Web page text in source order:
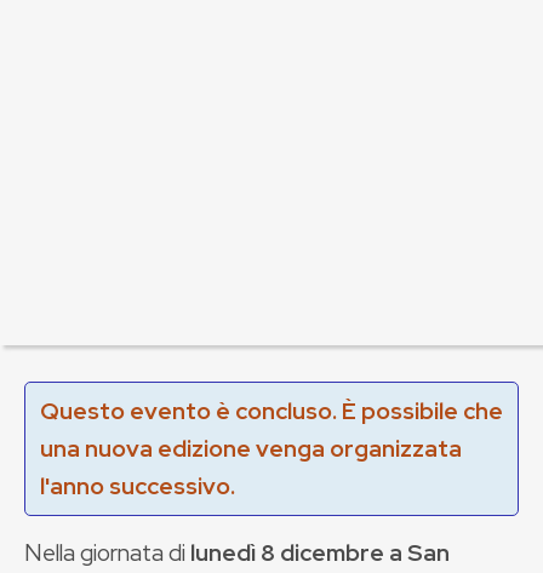
Questo evento è concluso. È possibile che
una nuova edizione venga organizzata
l'anno successivo.
Nella giornata di lunedì 8 dicembre a San